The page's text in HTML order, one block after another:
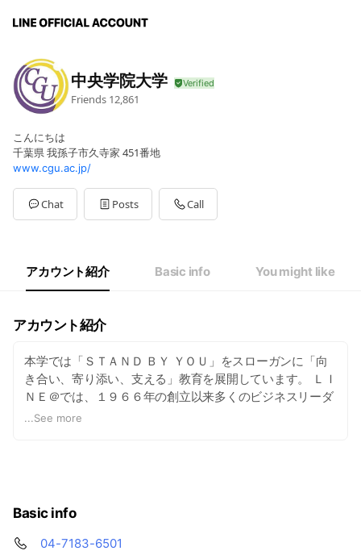
中央学院大学
Friends 12,861
こんにちは
千葉県 我孫子市久寺家 451番地
www.cgu.ac.jp/
Chat Posts Call
アカウント紹介 Basic info You might like
アカウント紹介
本学では「ＳＴＡＮＤ ＢＹ ＹＯＵ」をスローガンに「向
き合い、寄り添い、支える」教育を展開しています。 ＬＩ
ＮＥ＠では、１９６６年の創立以来多くのビジネスリーダ
ーを輩出する「商学部」、公務員養成に実績のある「法学
...See more
Basic info
04-7183-6501